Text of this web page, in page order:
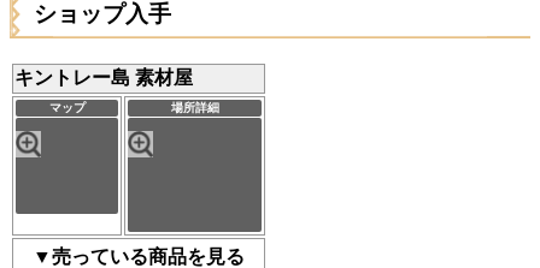
ショップ入手
キントレー島 素材屋
マップ 場所詳細
売っている商品を見る